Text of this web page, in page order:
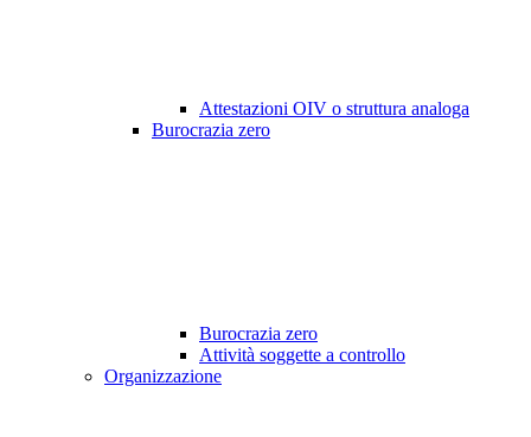
Attestazioni OIV o struttura analoga
Burocrazia zero
Burocrazia zero
Attività soggette a controllo
Organizzazione